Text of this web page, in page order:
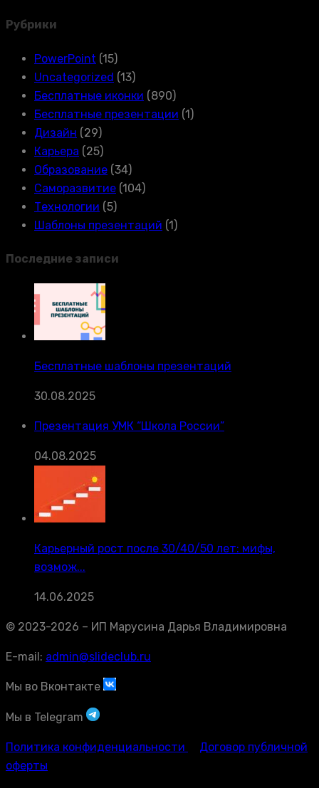
Рубрики
PowerPoint (15)
Uncategorized (13)
Бесплатные иконки (890)
Бесплатные презентации (1)
Дизайн (29)
Карьера (25)
Образование (34)
Саморазвитие (104)
Технологии (5)
Шаблоны презентаций (1)
Последние записи
Бесплатные шаблоны презентаций
30.08.2025
Презентация УМК “Школа России”
04.08.2025
Карьерный рост после 30/40/50 лет: мифы,
возмож...
14.06.2025
© 2023-2026 – ИП Марусина Дарья Владимировна
E-mail: admin@slideclub.ru
Мы во Вконтакте
Мы в Telegram
Политика конфиденциальности
Договор публичной
оферты